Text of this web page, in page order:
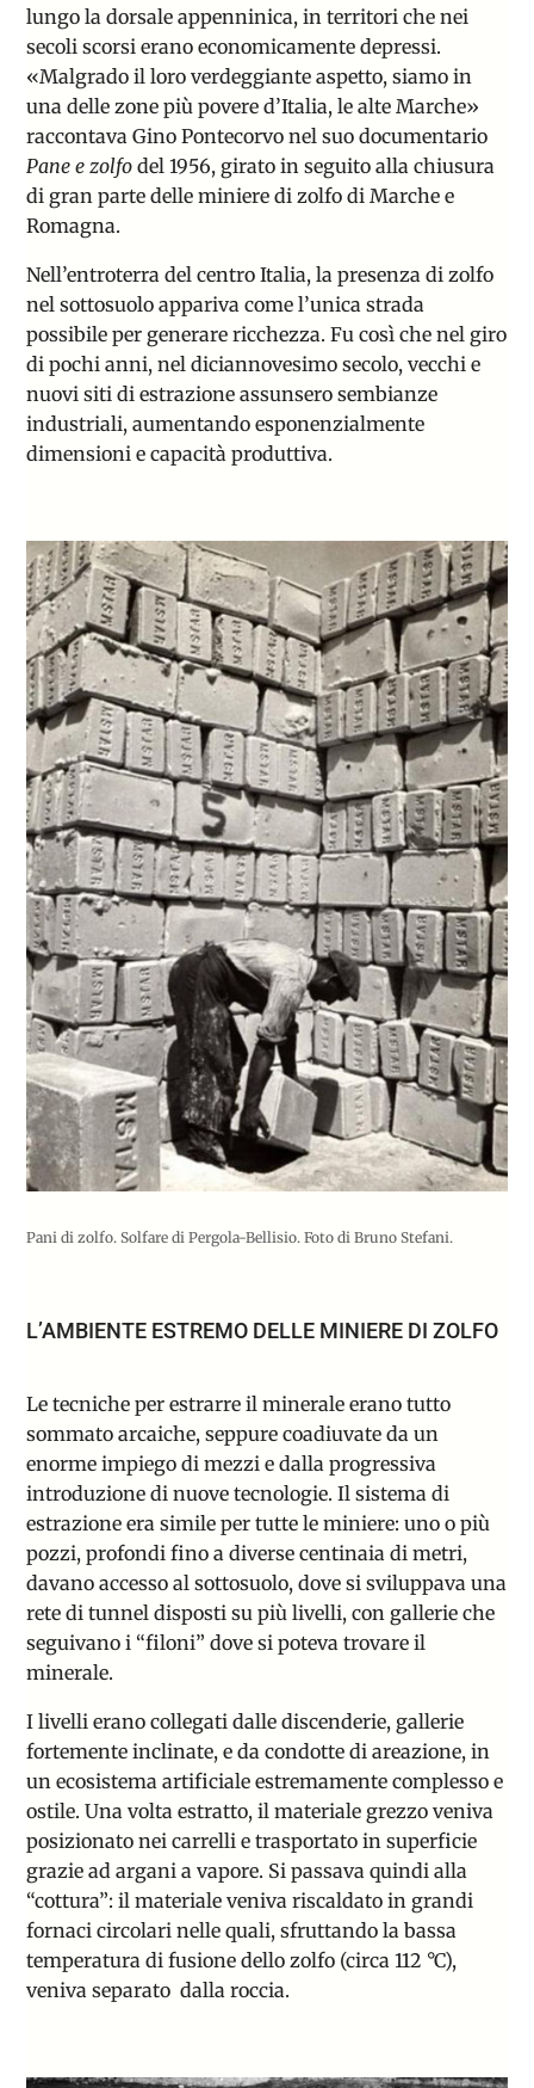
lungo la dorsale appenninica, in territori che nei
secoli scorsi erano economicamente depressi.
«Malgrado il loro verdeggiante aspetto, siamo in
una delle zone più povere d’Italia, le alte Marche»
raccontava Gino Pontecorvonel suo documentario
Pane e zolfo del 1956, girato in seguito alla chiusura
di gran parte delle miniere di zolfo di Marche e
Romagna.
Nell’entroterra del centro Italia, la presenza di zolfo
nel sottosuolo appariva come l’unica strada
possibile per generare ricchezza. Fu così che nel giro
di pochi anni, nel diciannovesimo secolo, vecchi e
nuovi siti di estrazione assunsero sembianze
industriali, aumentando esponenzialmente
dimensioni e capacità produttiva.
Pani di zolfo. Solfare di Pergola-Bellisio. Foto di Bruno Stefani.
L’AMBIENTE ESTREMO DELLE MINIERE DI ZOLFO
Le tecniche per estrarre il minerale erano tutto
sommato arcaiche, seppure coadiuvate da un
enorme impiego di mezzi e dalla progressiva
introduzione di nuove tecnologie. Il sistema di
estrazione era simile per tutte le miniere: uno o più
pozzi, profondi fino a diverse centinaia di metri,
davano accesso al sottosuolo, dove si sviluppava una
rete di tunnel disposti su più livelli, con gallerie che
seguivano i “filoni” dove si poteva trovare il
minerale.
I livelli erano collegati dalle discenderie, gallerie
fortemente inclinate, e da condotte di areazione, in
un ecosistema artificiale estremamente complesso e
ostile. Una volta estratto, il materiale grezzo veniva
posizionato nei carrelli e trasportato in superficie
grazie ad argani a vapore. Si passava quindi alla
“cottura”: il materiale veniva riscaldato in grandi
fornaci circolari nelle quali, sfruttando la bassa
temperatura di fusione dello zolfo (circa 112 °C),
veniva separato dalla roccia.